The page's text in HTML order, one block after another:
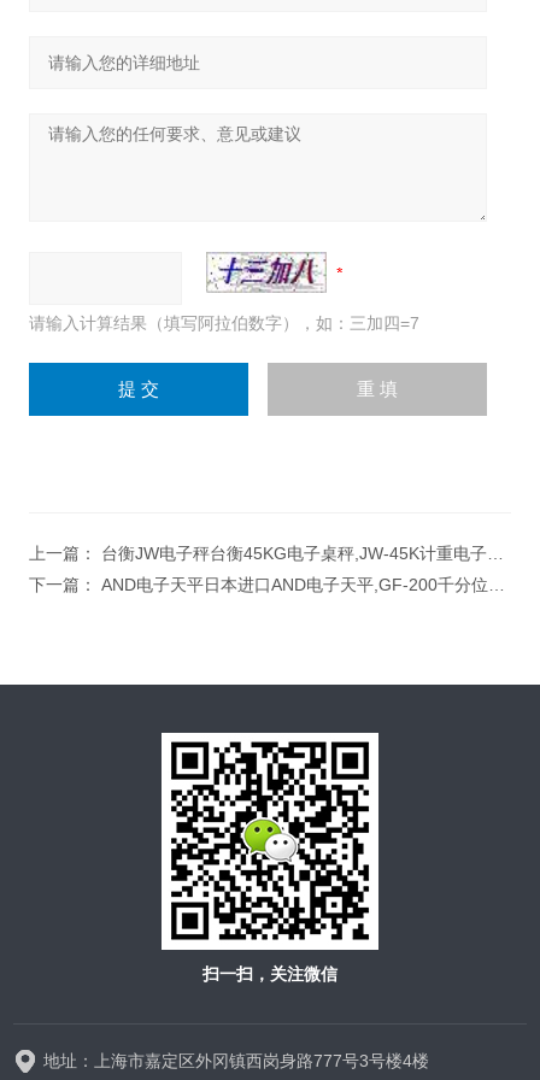
请输入计算结果（填写阿拉伯数字），如：三加四=7
上一篇： 台衡JW电子秤台衡45KG电子桌秤,JW-45K计重电子称,惠而邦计重电子秤
下一篇： AND电子天平日本进口AND电子天平,GF-200千分位分析天平,外校分析天平
扫一扫，关注微信
地址：上海市嘉定区外冈镇西岗身路777号3号楼4楼